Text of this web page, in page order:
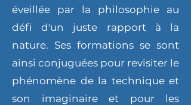
éveillée par la philosophie au
défi d'un juste rapport à la
nature. Ses formations se sont
ainsi conjuguées pour revisiter le
phénomène de la technique et
son imaginaire et pour les